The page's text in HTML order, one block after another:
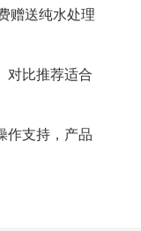
赠送纯水处理
对比推荐适合
作支持，产品